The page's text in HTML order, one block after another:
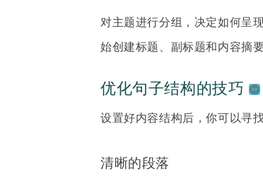
对主题进行分组，决定如何呈
始创建标题、副标题和内容摘要
优化句子结构的技巧
设置好内容结构后，你可以寻
清晰的段落